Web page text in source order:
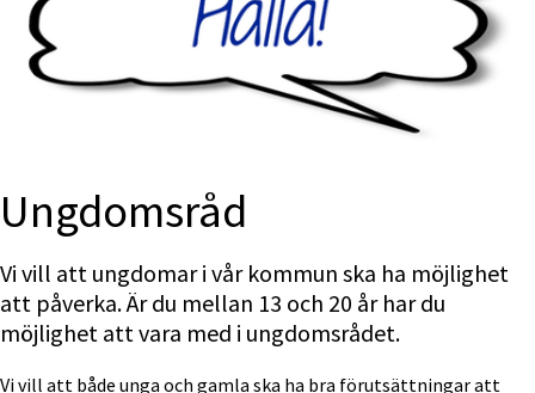
Ungdomsråd
Vi vill att ungdomar i vår kommun ska ha möjlighet
att påverka. Är du mellan 13 och 20 år har du
möjlighet att vara med i ungdomsrådet.
Vi vill att både unga och gamla ska ha bra förutsättningar att